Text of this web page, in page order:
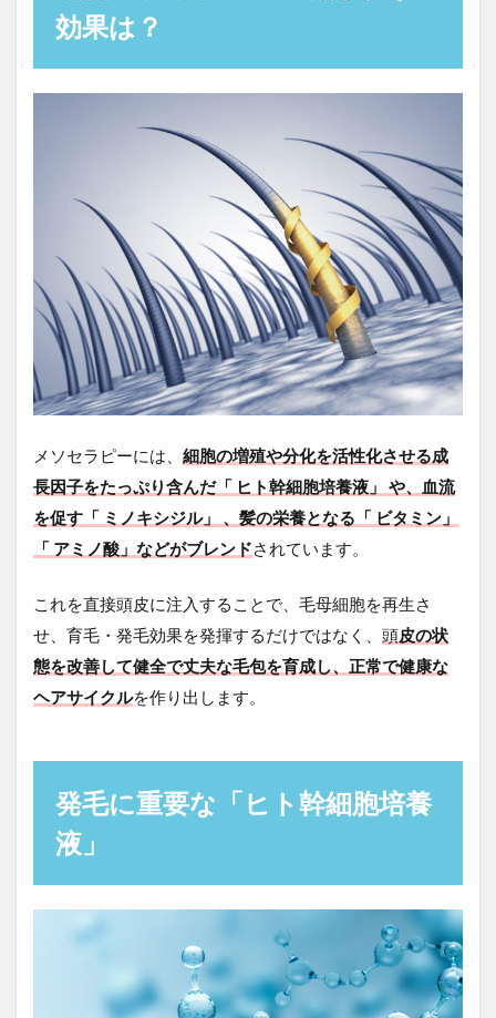
効果は？
メソセラピーには、 細胞の増殖や分化を活性化させる成
長因子をたっぷり含んだ「 ヒト幹細胞培養液」 や、血流
を促す「 ミノキシジル」 、髪の栄養となる「 ビタミン」
「 アミノ酸」などがブレンドされています。
これを直接頭皮に注入することで、毛母細胞を再生さ
せ、育毛・発毛効果を発揮するだけではなく、 頭皮の状
態を改善して健全で丈夫な毛包を育成し、正常で健康な
ヘアサイクルを作り出します。
発毛に重要な「ヒト幹細胞培養
液」